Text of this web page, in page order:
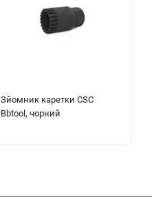
Зйомник каретки CSC
Bbtool, чорний